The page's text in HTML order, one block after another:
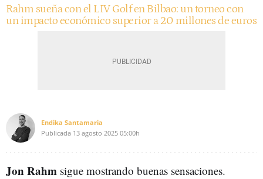
Rahm sueña con el LIV Golf en Bilbao: un torneo con
un impacto económico superior a 20 millones de euros
Endika Santamaria
Publicada 13 agosto 2025 05:00h
Jon Rahm sigue mostrando buenas sensaciones.